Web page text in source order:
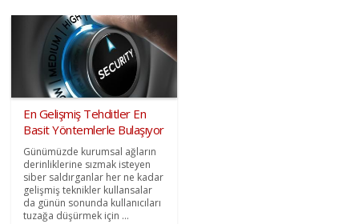
En Gelişmiş Tehditler En
Basit Yöntemlerle Bulaşıyor
Günümüzde kurumsal ağların
derinliklerine sızmak isteyen
siber saldırganlar her ne kadar
gelişmiş teknikler kullansalar
da günün sonunda kullanıcıları
tuzağa düşürmek için ...